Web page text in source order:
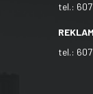
tel.:
tel.: